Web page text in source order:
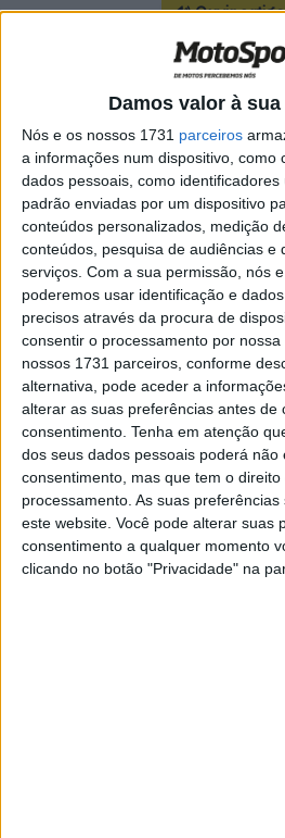
Damos valor à
Nós e os nossos 1731 parceiros
a informações num dispositivo, como
dados pessoais, como
padrão enviadas por um dispositivo
conteúdos personalizados, medição
conteúdos, pesquisa de audiências e
serviços. Com a sua permissão, nós
poderemos usar identificação e
precisos através da procura de
consentir o processamento por
nossos 1731 parceiros, conforme
alternativa, pode aceder a
alterar as suas preferências antes de
consentimento. Tenha em atenção
dos seus dados pessoais poderá não
consentimento, mas que tem o
processamento. As suas
este website. Você pode alterar suas
consentimento a qualquer momento
clicando no botão "Privacidade" na
🔊 Ouvir artigo
Miguel Oliveira continua a
estreantes da temporada de
Superbike, confirmando o seu
rookies mais competitivos do
exista um prémio oficial para o
a comparação entre os pilotos
época coloca o português numa
O piloto da ROKiT BMW Motorrad
já quatro presenças no pódio,
rookie em 2026. No entanto,
provocadas por lesão impediram-
mais pontos ao longo da
Apesar disso, Oliveira já
campeonato, ocupando o topo da
estreantes. A vantagem é curta,
Surra, da Motocorsa Racing,
pontos.